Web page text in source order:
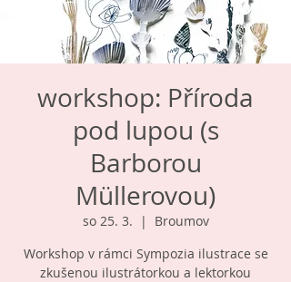
workshop: Příroda
pod lupou (s
Barborou
Müllerovou)
so 25. 3.
  |
Broumov
Workshop v rámci Sympozia ilustrace se
zkušenou ilustrátorkou a lektorkou